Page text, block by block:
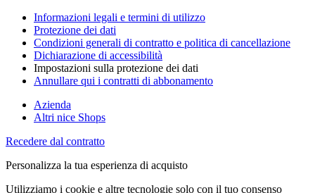
Informazioni legali e termini di utilizzo
Protezione dei dati
Condizioni generali di contratto e politica di cancellazione
Dichiarazione di accessibilità
Impostazioni sulla protezione dei dati
Annullare qui i contratti di abbonamento
Azienda
Altri nice Shops
Recedere dal contratto
Personalizza la tua esperienza di acquisto
Utilizziamo i cookie e altre tecnologie solo con il tuo consenso